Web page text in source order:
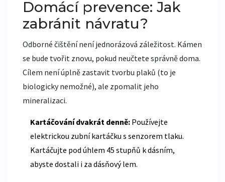
Domácí prevence: Jak
zabránit návratu?
Odborné čištění není jednorázová záležitost. Kámen
se bude tvořit znovu, pokud neučtete správně doma.
Cílem není úplně zastavit tvorbu plaků (to je
biologicky nemožné), ale zpomalit jeho
mineralizaci.
Kartáčování dvakrát denně: Používejte
elektrickou zubní kartáčku s senzorem tlaku.
Kartáčujte pod úhlem 45 stupňů k dásním,
abyste dostali i za dásňový lem.